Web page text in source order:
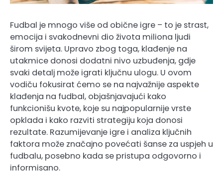
Fudbal je mnogo više od obične igre – to je strast,
emocija i svakodnevni dio života miliona ljudi
širom svijeta. Upravo zbog toga, klađenje na
utakmice donosi dodatni nivo uzbuđenja, gdje
svaki detalj može igrati ključnu ulogu. U ovom
vodiču fokusirat ćemo se na najvažnije aspekte
klađenja na fudbal, objašnjavajući kako
funkcionišu kvote, koje su najpopularnije vrste
opklada i kako razviti strategiju koja donosi
rezultate. Razumijevanje igre i analiza ključnih
faktora može značajno povećati šanse za uspjeh u
fudbalu, posebno kada se pristupa odgovorno i
informisano.